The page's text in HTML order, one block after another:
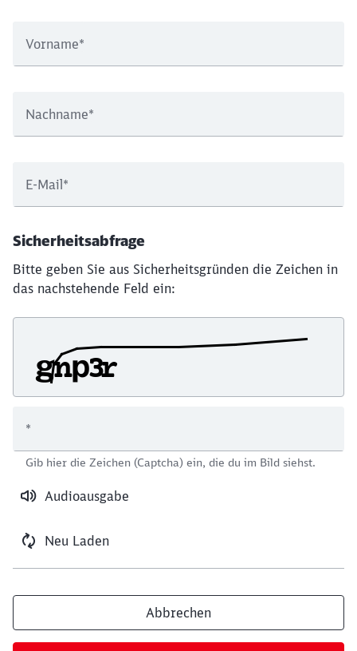
Vorname*
Nachname*
E-Mail*
Sicherheitsabfrage
Bitte geben Sie aus Sicherheitsgründen die Zeichen in
das nachstehende Feld ein:
Audioausgabe
Neu Laden
*
Gib hier die Zeichen (Captcha) ein, die du im Bild siehst.
Abbrechen
Schließen
Möchten Sie zuweitergeleitet